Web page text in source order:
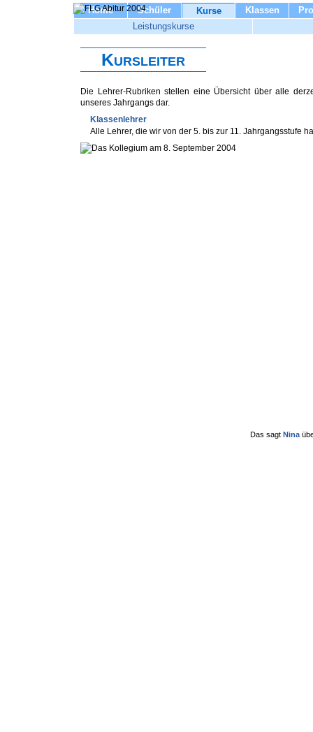
Home Schüler Kurse Klassen
Leistungskurse
Kursleiter
Die Lehrer-Rubriken stellen eine Übersicht über alle
unseres Jahrgangs dar.
Klassenlehrer
Alle Lehrer, die wir von der 5. bis zur 11. Jahrgangsstufe
Das sagt Nina